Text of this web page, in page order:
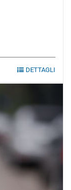
DETTAGLI